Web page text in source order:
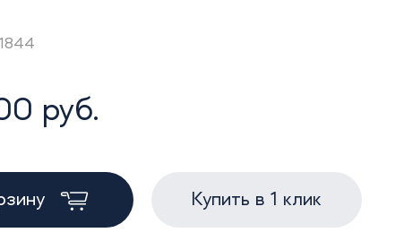
руб.
Купить в 1 клик